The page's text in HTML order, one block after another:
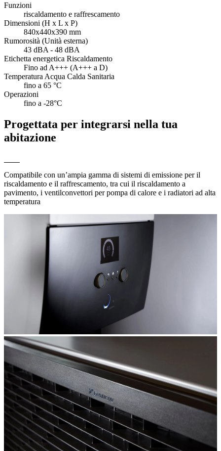
Funzioni
riscaldamento e raffrescamento
Dimensioni (H x L x P)
840x440x390 mm
Rumorosità (Unità esterna)
43 dBA - 48 dBA
Etichetta energetica Riscaldamento
Fino ad A+++ (A+++ a D)
Temperatura Acqua Calda Sanitaria
fino a 65 °C
Operazioni
fino a -28°C
Progettata per integrarsi nella tua
abitazione
Compatibile con un’ampia gamma di sistemi di emissione per il
riscaldamento e il raffrescamento, tra cui il riscaldamento a
pavimento, i ventilconvettori per pompa di calore e i radiatori ad alta
temperatura